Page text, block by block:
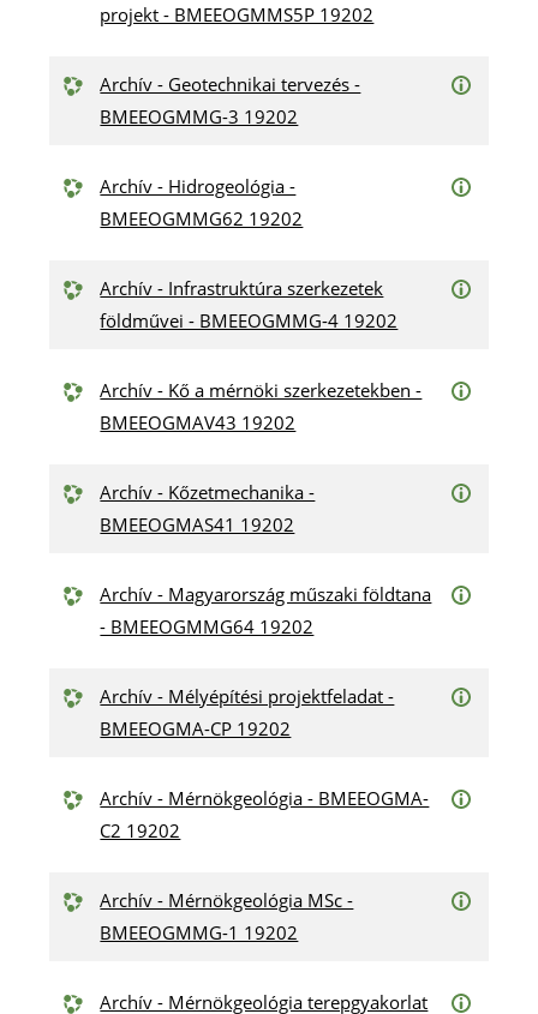
projekt - BMEEOGMMS5P 19202
Archív - Geotechnikai tervezés -
BMEEOGMMG-3 19202
Archív - Hidrogeológia -
BMEEOGMMG62 19202
Archív - Infrastruktúra szerkezetek
földművei - BMEEOGMMG-4 19202
Archív - Kő a mérnöki szerkezetekben -
BMEEOGMAV43 19202
Archív - Kőzetmechanika -
BMEEOGMAS41 19202
Archív - Magyarország műszaki földtana
- BMEEOGMMG64 19202
Archív - Mélyépítési projektfeladat -
BMEEOGMA-CP 19202
Archív - Mérnökgeológia - BMEEOGMA-
C2 19202
Archív - Mérnökgeológia MSc -
BMEEOGMMG-1 19202
Archív - Mérnökgeológia terepgyakorlat